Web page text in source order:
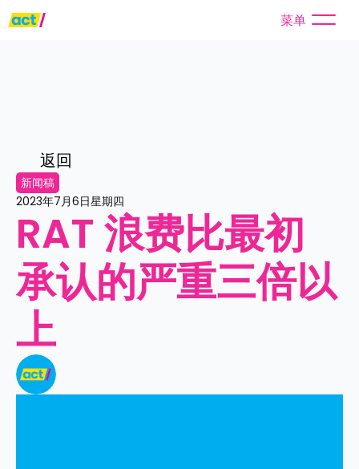
菜单
返回
新闻稿
2023年7月6日星期四
RAT 浪费比最初
承认的严重三倍以
上